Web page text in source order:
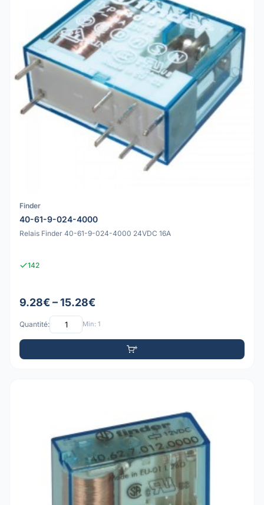
Finder
40-61-9-024-4000
Relais Finder 40-61-9-024-4000 24VDC 16A
142
9.28€ – 15.28€
Quantité: Min: 1